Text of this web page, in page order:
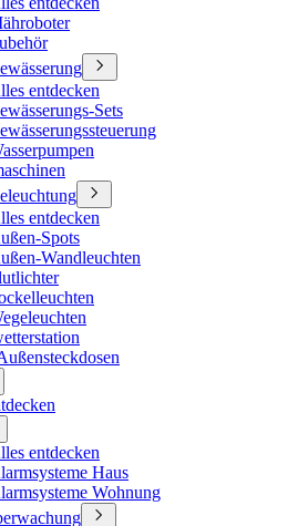
entdecken
Sets
entdecken
Spots
Wandleuchten
entdecken
Haus
Wohnung